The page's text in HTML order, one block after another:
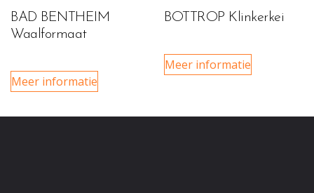
BAD BENTHEIM
Waalformaat
Meer informatie
BOTTROP Klinkerkei
Meer informatie